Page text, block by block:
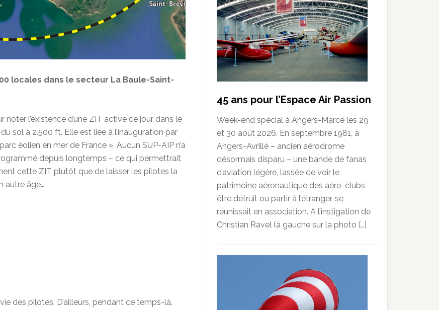
locales dans le secteur La Baule-Saint-
l’existence d’une ZIT active ce jour dans le
sol à 2.500 ft. Elle est liée à l’inauguration par
éolien en mer de France ». Aucun SUP-AIP n’a
depuis longtemps – ce qui permettrait
cette ZIT plutôt que de laisser les pilotes la
autre âge…
des pilotes. D’ailleurs, pendant ce temps-là,
45 ans pour l’Espace Air Passion
Week-end spécial à Angers-Marcé les 29
et 30 août 2026. En septembre 1981, à
Angers-Avrillé – ancien aérodrome
désormais disparu – une bande de fanas
d’aviation légère, lassée de voir le
patrimoine aéronautique des aéro-clubs
être détruit ou partir à l’étranger, se
réunissait en association. A l’instigation de
Christian Ravel (à gauche sur la photo […]